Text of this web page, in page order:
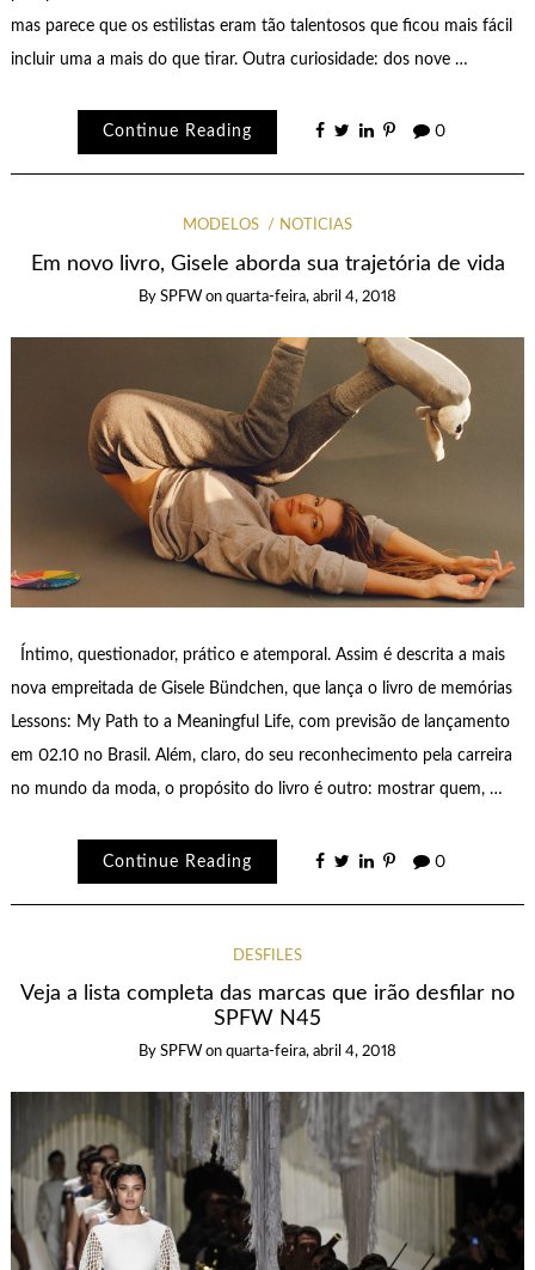
mas parece que os estilistas eram tão talentosos que ficou mais fácil
incluir uma a mais do que tirar. Outra curiosidade: dos nove …
Continue Reading 0
MODELOS NOTÍCIAS
Em novo livro, Gisele aborda sua trajetória de vida
By SPFW on quarta-feira, abril 4, 2018
Íntimo, questionador, prático e atemporal. Assim é descrita a mais
nova empreitada de Gisele Bündchen, que lança o livro de memórias
Lessons: My Path to a Meaningful Life, com previsão de lançamento
em 02.10 no Brasil. Além, claro, do seu reconhecimento pela carreira
no mundo da moda, o propósito do livro é outro: mostrar quem, …
Continue Reading 0
DESFILES
Veja a lista completa das marcas que irão desfilar no
SPFW N45
By SPFW on quarta-feira, abril 4, 2018